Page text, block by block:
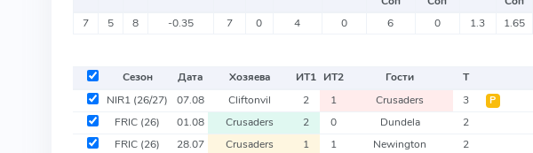
7 5 8 -0.35 7 0 4 0 6 0 1.3 1.65
Сезон Дата Хозяева ИТ1 ИТ2 Гости Т
NIR1 (26/27) 07.08 Cliftonvil 2 1 Crusaders 3 Р
FRIC (26) 01.08 Crusaders 2 0 Dundela 2
FRIC (26) 28.07 Crusaders 1 1 Newington 2